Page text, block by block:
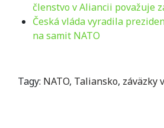
členstvo v Aliancii považuje
Česká vláda vyradila
na samit NATO
Tagy: NATO, Taliansko, záväzky